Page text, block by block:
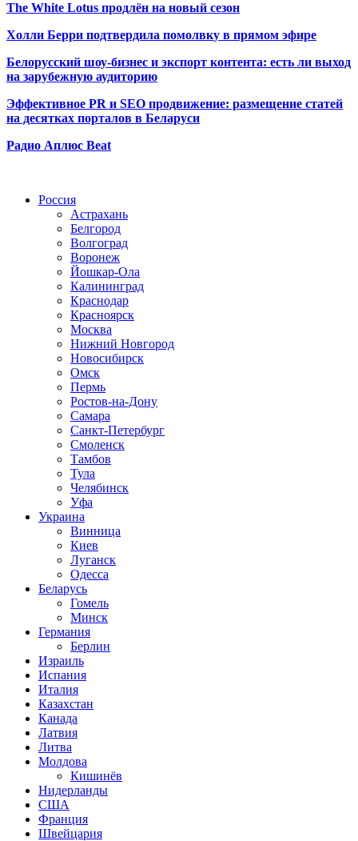
The White Lotus продлён на новый сезон
Холли Берри подтвердила помолвку в прямом эфире
Белорусский шоу-бизнес и экспорт контента: есть ли выход
на зарубежную аудиторию
Эффективное PR и SEO продвижение: размещение статей
на десятках порталов в Беларуси
Радио Аплюс Beat
Россия
Астрахань
Белгород
Волгоград
Воронеж
Йошкар-Ола
Калининград
Краснодар
Красноярск
Москва
Нижний Новгород
Новосибирск
Омск
Пермь
Ростов-на-Дону
Самара
Санкт-Петербург
Смоленск
Тамбов
Тула
Челябинск
Уфа
Украина
Винница
Киев
Луганск
Одесса
Беларусь
Гомель
Минск
Германия
Берлин
Израиль
Испания
Италия
Казахстан
Канада
Латвия
Литва
Молдова
Кишинёв
Нидерланды
США
Франция
Швейцария